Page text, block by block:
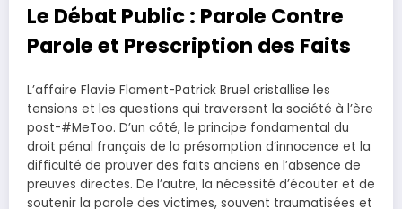
Le Débat Public : Parole Contre
Parole et Prescription des Faits
L’affaire Flavie Flament-Patrick Bruel cristallise les
tensions et les questions qui traversent la société à l’ère
post-#MeToo. D’un côté, le principe fondamental du
droit pénal français de la présomption d’innocence et la
difficulté de prouver des faits anciens en l’absence de
preuves directes. De l’autre, la nécessité d’écouter et de
soutenir la parole des victimes, souvent traumatisées et